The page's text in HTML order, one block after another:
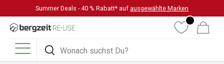
DIREKT ZUM INHALT
Summer Deals - 40 % Rabatt* auf ausgewählte Marken
Suchen
Suchen
WunschlisteWarenkorb
Menü